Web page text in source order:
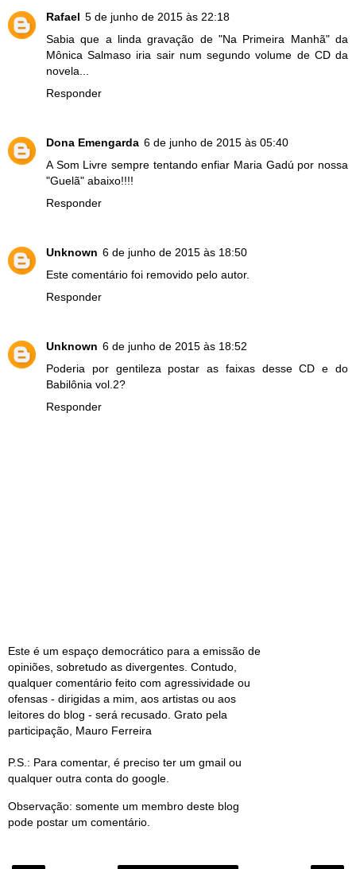
Rafael 5 de junho de 2015 às 22:18
Sabia que a linda gravação de "Na Primeira Manhã" da
Mônica Salmaso iria sair num segundo volume de CD da
novela...
Responder
Dona Emengarda 6 de junho de 2015 às 05:40
A Som Livre sempre tentando enfiar Maria Gadú por nossa
"Guelã" abaixo!!!!
Responder
Unknown 6 de junho de 2015 às 18:50
Este comentário foi removido pelo autor.
Responder
Unknown 6 de junho de 2015 às 18:52
Poderia por gentileza postar as faixas desse CD e do
Babilônia vol.2?
Responder
Este é um espaço democrático para a emissão de
opiniões, sobretudo as divergentes. Contudo,
qualquer comentário feito com agressividade ou
ofensas - dirigidas a mim, aos artistas ou aos
leitores do blog - será recusado. Grato pela
participação, Mauro Ferreira
P.S.: Para comentar, é preciso ter um gmail ou
qualquer outra conta do google.
Observação: somente um membro deste blog
pode postar um comentário.